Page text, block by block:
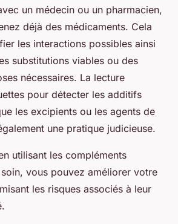
un médecin ou un pharmacien,
déjà des médicaments. Cela
les interactions possibles ainsi
substitutions viables ou des
nécessaires. La lecture
pour détecter les additifs
les excipients ou les agents de
une pratique judicieuse.
utilisant les compléments
vous pouvez améliorer votre
les risques associés à leur